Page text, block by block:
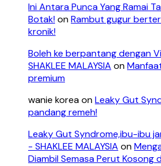
Ini Antara Punca Yang Ramai
Botak!onRambut gugur
kronik!
Boleh ke berpantang dengan
SHAKLEE MALAYSIA on
premium
wanie koreaonLeaky Gut
pandang remeh!
Leaky Gut Syndrome,ibu-ibu
- SHAKLEE MALAYSIA on
Diambil Semasa Perut Kosong